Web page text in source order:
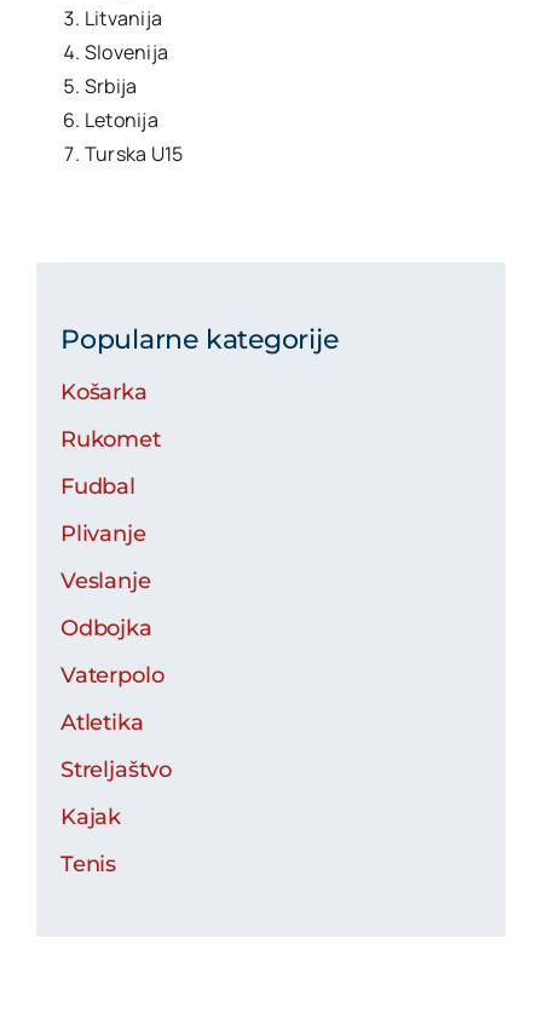
Litvanija
Slovenija
Srbija
Letonija
Turska U15
Popularne kategorije
Košarka
Rukomet
Fudbal
Plivanje
Veslanje
Odbojka
Vaterpolo
Atletika
Streljaštvo
Kajak
Tenis